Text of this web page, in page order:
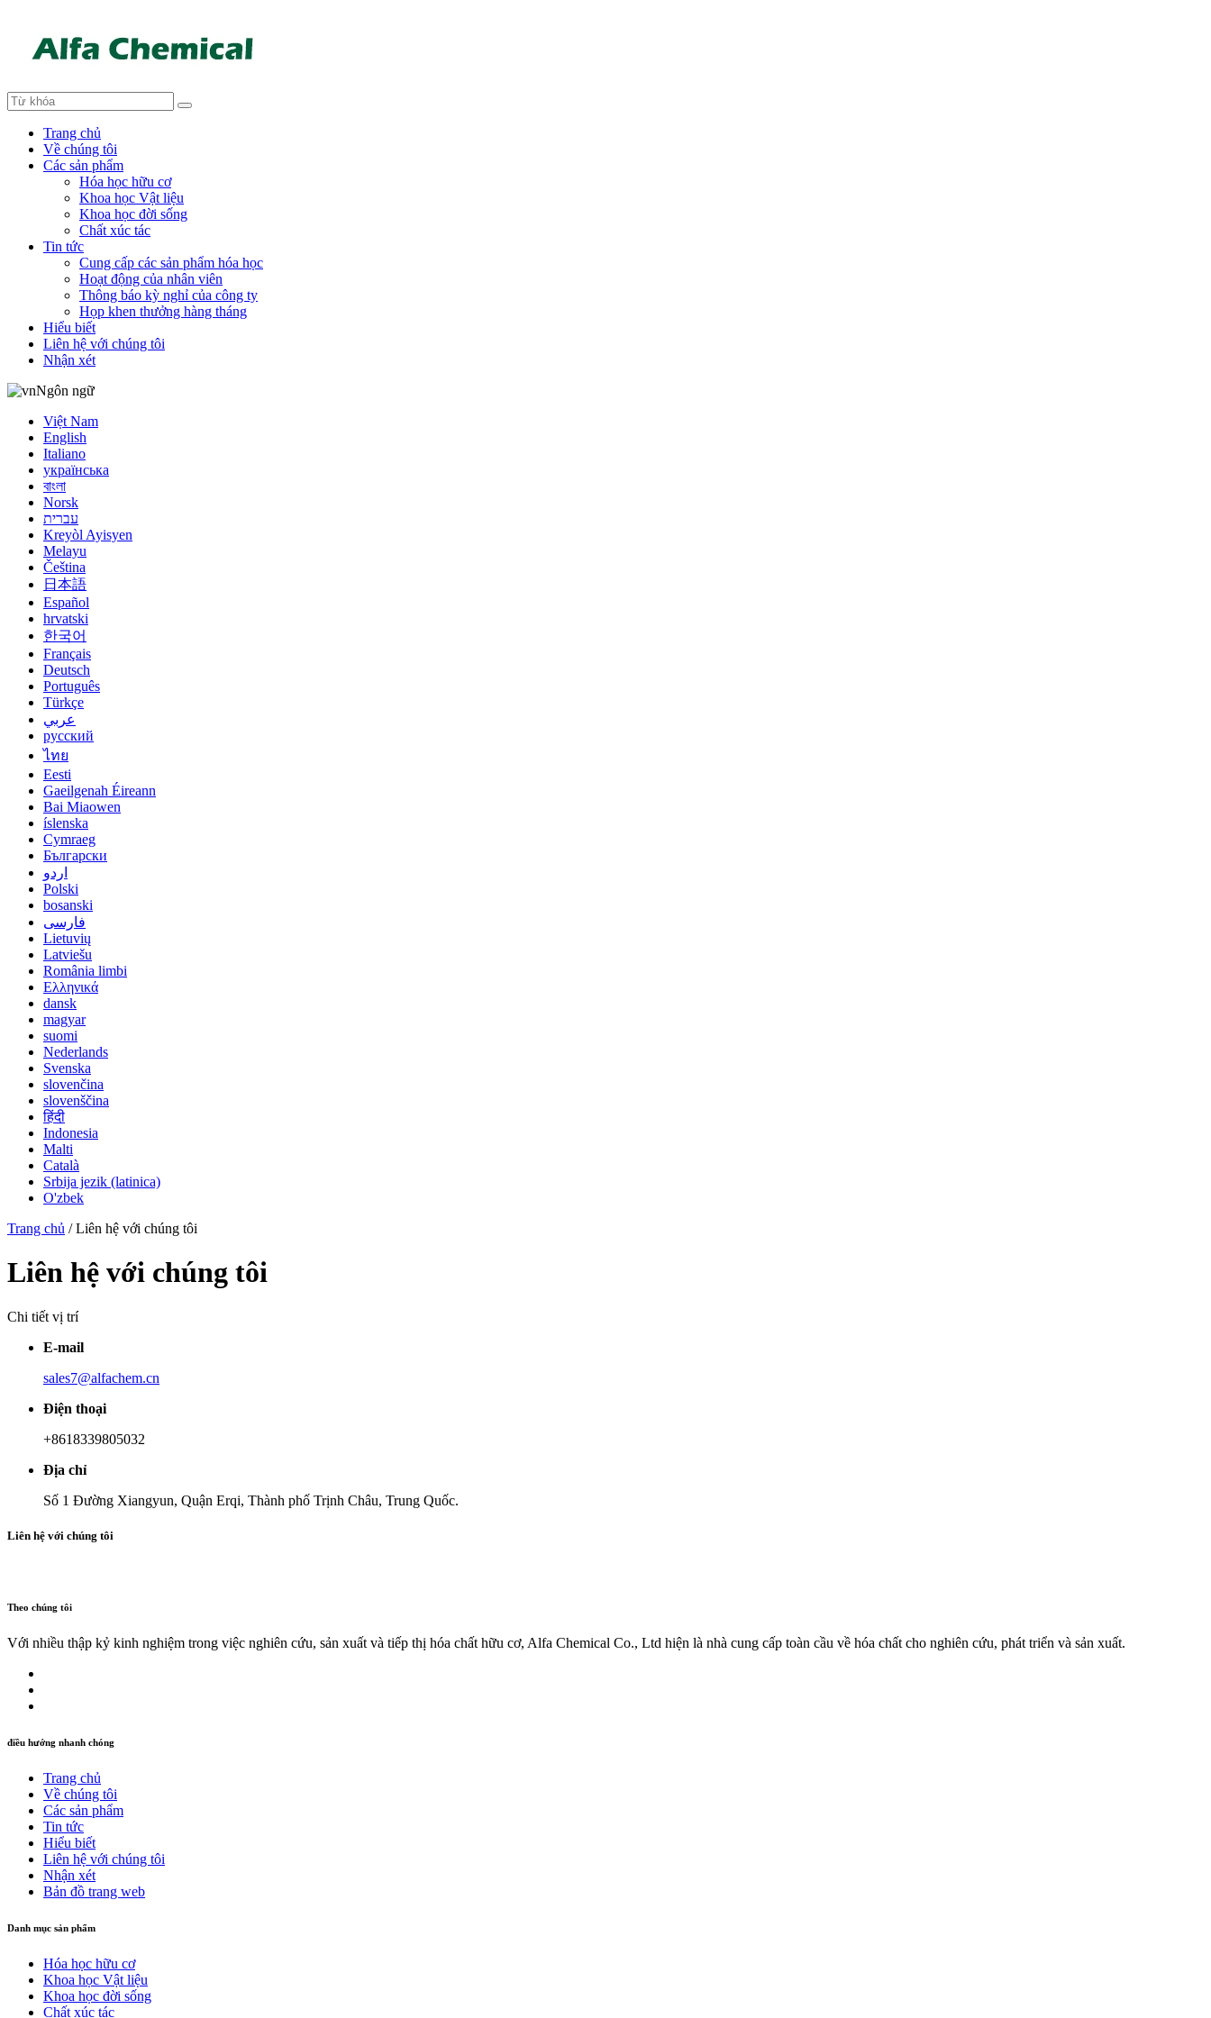
Trang chủ
Về chúng tôi
Các sản phẩm
Hóa học hữu cơ
Khoa học Vật liệu
Khoa học đời sống
Chất xúc tác
Tin tức
Cung cấp các sản phẩm hóa học
Hoạt động của nhân viên
Thông báo kỳ nghỉ của công ty
Họp khen thưởng hàng tháng
Hiểu biết
Liên hệ với chúng tôi
Nhận xét
Ngôn ngữ
Việt Nam
English
Italiano
українська
বাংলা
Norsk
עברית
Kreyòl Ayisyen
Melayu
Čeština
日本語
Español
hrvatski
한국어
Français
Deutsch
Português
Türkçe
عربي
русский
ไทย
Eesti
Gaeilgenah Éireann
Bai Miaowen
íslenska
Cymraeg
Български
اردو
Polski
bosanski
فارسی
Lietuvių
Latviešu
România limbi
Ελληνικά
dansk
magyar
suomi
Nederlands
Svenska
slovenčina
slovenščina
हिंदी
Indonesia
Malti
Català
Srbija jezik (latinica)
O'zbek
Trang chủ / Liên hệ với chúng tôi
Liên hệ với chúng tôi
Chi tiết vị trí
E-mail
sales7@alfachem.cn
Điện thoại
+8618339805032
Địa chỉ
Số 1 Đường Xiangyun, Quận Erqi, Thành phố Trịnh Châu, Trung Quốc.
Liên hệ với chúng tôi
Theo chúng tôi
Với nhiều thập kỷ kinh nghiệm trong việc nghiên cứu, sản xuất và tiếp thị hóa chất hữu cơ, Alfa Chemical Co., Ltd hiện là nhà cung cấp toàn cầu về hóa chất cho nghiên cứu, phát triển và sản xuất.
điều hướng nhanh chóng
Trang chủ
Về chúng tôi
Các sản phẩm
Tin tức
Hiểu biết
Liên hệ với chúng tôi
Nhận xét
Bản đồ trang web
Danh mục sản phẩm
Hóa học hữu cơ
Khoa học Vật liệu
Khoa học đời sống
Chất xúc tác